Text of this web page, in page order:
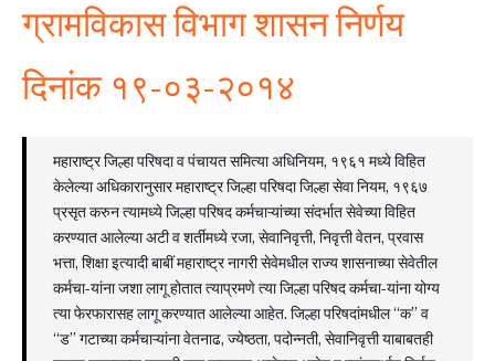
ग्रामविकास विभाग शासन निर्णय
दिनांक १९-०३-२०१४
महाराष्ट्र जिल्हा परिषदा व पंचायत समित्या अधिनियम, १९६१ मध्ये विहित
केलेल्या अधिकारानुसार महाराष्ट्र जिल्हा परिषदा जिल्हा सेवा नियम, १९६७
प्रसृत करुन त्यामध्ये जिल्हा परिषद कर्मचाऱ्यांच्या संदर्भात सेवेच्या विहित
करण्यात आलेल्या अटी व शर्तीमध्ये रजा, सेवानिवृत्ती, निवृत्ती वेतन, प्रवास
भत्ता, शिक्षा इत्यादी बाबीं महाराष्ट्र नागरी सेवेमधील राज्य शासनाच्या सेवेतील
कर्मचा-यांना जशा लागू होतात त्याप्रमणे त्या जिल्हा परिषद कर्मचा-यांना योग्य
त्या फेरफारासह लागू करण्यात आलेल्या आहेत. जिल्हा परिषदांमधील “क” व
“ड” गटाच्या कर्मचाऱ्यांना वेतनाढ, ज्येष्ठता, पदोन्नती, सेवानिवृत्ती याबाबतही